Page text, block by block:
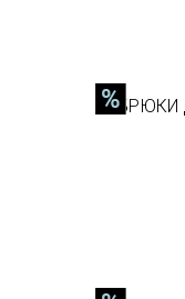
БРЮКИ